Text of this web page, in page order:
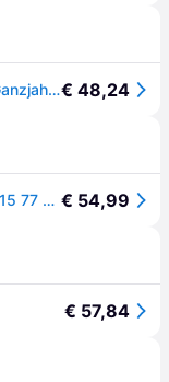
Nankang N-607+ 175/55 R15 77H PKW Ganzjahresreifen Reifen JC355€ 48,24
Nankang All Season Plus N 607 175/55 R15 77 H, Ganzjahresreifen € 54,99
€ 57,84